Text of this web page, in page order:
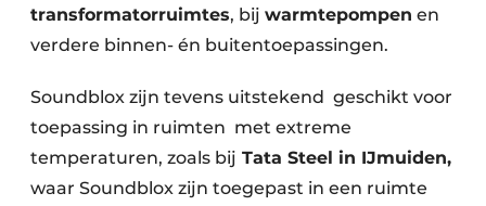
transformatorruimtes, bij warmtepompen en
verdere binnen- én buitentoepassingen.
Soundblox zijn tevens uitstekend geschikt voor
toepassing in ruimten met extreme
temperaturen, zoals bij Tata Steel in IJmuiden,
waar Soundblox zijn toegepast in een ruimte